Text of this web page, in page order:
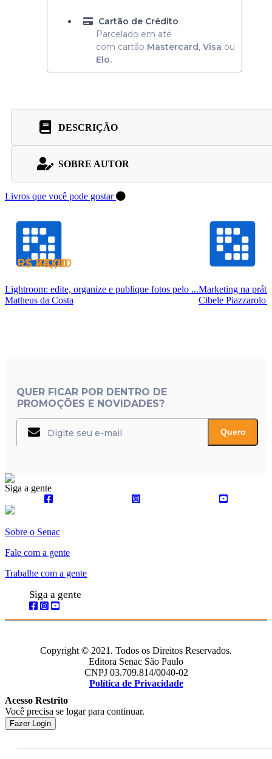
Cartão de Crédito
Parcelado em até
com cartão Mastercard, Visa ou
Elo.
DESCRIÇÃO
SOBRE AUTOR
Livros que você pode gostar
Lightroom: edite, organize e publique fotos pelo ...
Matheus da Costa
R$ 84,00
Marketing na
Cibele Piazzarolo
R$ 100,00
R$ 78,00
QUER FICAR POR DENTRO DE
PROMOÇÕES E NOVIDADES?
Quero
Siga a gente
Sobre o Senac
Fale com a gente
Trabalhe com a gente
Siga a gente
Copyright © 2021. Todos os Direitos Reservados.
Editora Senac São Paulo
CNPJ 03.709.814/0040-02
Política de Privacidade
Acesso Restrito
Você precisa se logar para continuar.
Fazer Login